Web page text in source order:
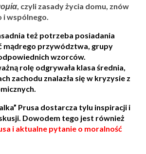
, czyli zasady życia domu, znów
i wspólnego.
też potrzeba posiadania
mądrego przywództwa, grupy
wzorców.
rolę odgrywała klasa średnia,
zachodu znalazła się w kryzysie z
Prusa dostarcza tylu inspiracji i
Dowodem tego jest również
i aktualne pytanie o moralność